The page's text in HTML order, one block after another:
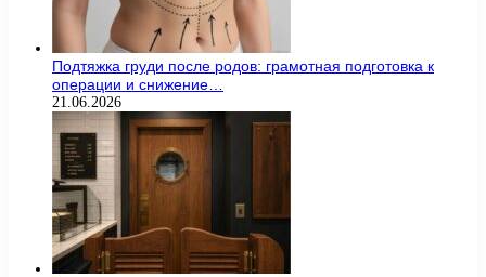
Подтяжка груди после родов: грамотная подготовка к
операции и снижение…
21.06.2026